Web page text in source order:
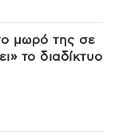
μωρό της σε
το διαδίκτυο